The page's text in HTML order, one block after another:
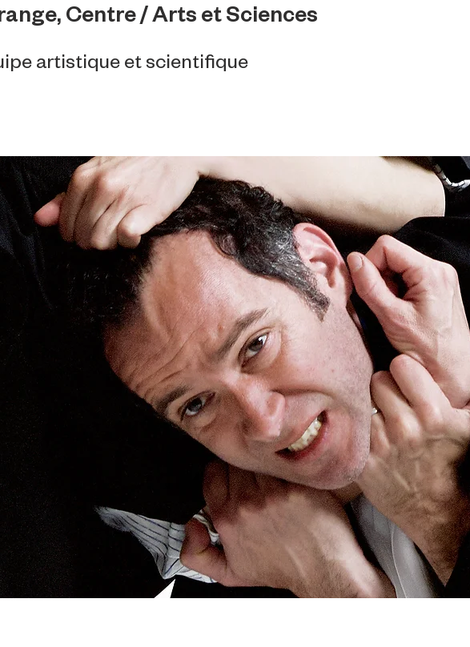
Centre / Arts et Sciences
artistique et scientifique